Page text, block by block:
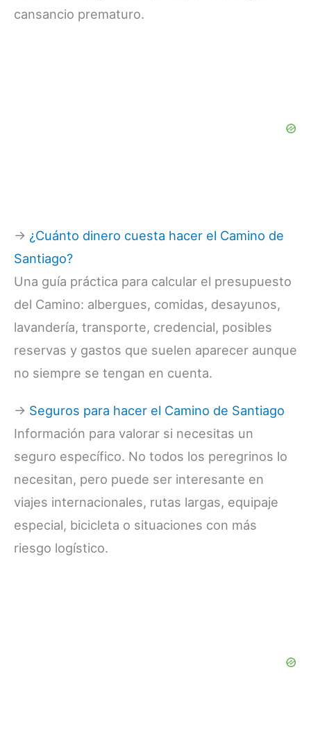
cansancio prematuro.
→ ¿Cuánto dinero cuesta hacer el Camino de
Santiago?
Una guía práctica para calcular el presupuesto
del Camino: albergues, comidas, desayunos,
lavandería, transporte, credencial, posibles
reservas y gastos que suelen aparecer aunque
no siempre se tengan en cuenta.
→ Seguros para hacer el Camino de Santiago
Información para valorar si necesitas un
seguro específico. No todos los peregrinos lo
necesitan, pero puede ser interesante en
viajes internacionales, rutas largas, equipaje
especial, bicicleta o situaciones con más
riesgo logístico.